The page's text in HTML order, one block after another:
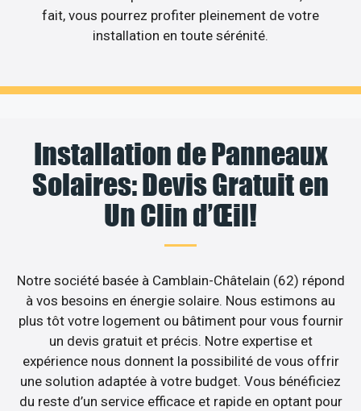
fait, vous pourrez profiter pleinement de votre
installation en toute sérénité.
Installation de Panneaux
Solaires: Devis Gratuit en
Un Clin d’Œil!
Notre société basée à Camblain-Châtelain (62) répond
à vos besoins en énergie solaire. Nous estimons au
plus tôt votre logement ou bâtiment pour vous fournir
un devis gratuit et précis. Notre expertise et
expérience nous donnent la possibilité de vous offrir
une solution adaptée à votre budget. Vous bénéficiez
du reste d’un service efficace et rapide en optant pour